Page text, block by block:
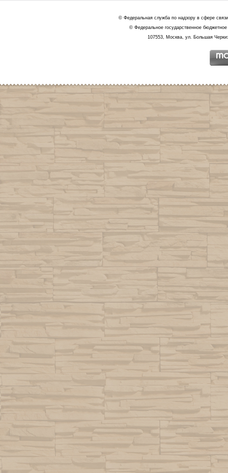
© Федеральная служба по надзору в сфере
© Федеральное государственное
107553, Москва, ул. Большая